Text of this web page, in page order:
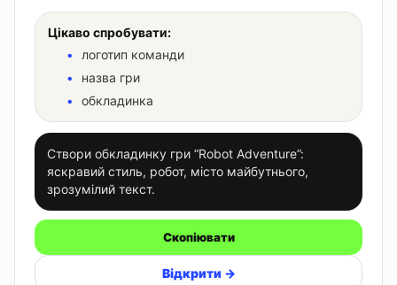
Цікаво спробувати:
логотип команди
назва гри
обкладинка
Створи обкладинку гри “Robot Adventure”:
яскравий стиль, робот, місто майбутнього,
зрозумілий текст.
Скопіювати
Відкрити →